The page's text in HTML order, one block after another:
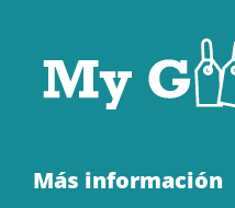
Más información